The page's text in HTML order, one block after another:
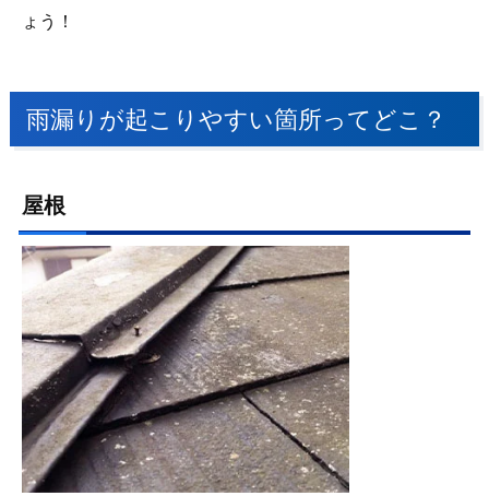
ょう！
雨漏りが起こりやすい箇所ってどこ？
屋根